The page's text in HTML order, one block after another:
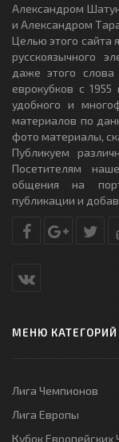
Александром
и Александром
Целью этого сайта
русскоязычного
даже этого слова
еврокубков с
удобного и
материалов по
фото материалы,
Публикуем
Посетителям
общения на
публикации и
МЕНЮ КАТЕГОРИЙ
Лига Чемпионов
Лига Европы
Кубок Европейских